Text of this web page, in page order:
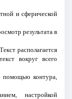
и сферической
результата в
располагается
вокруг всего
контура,
настройкой